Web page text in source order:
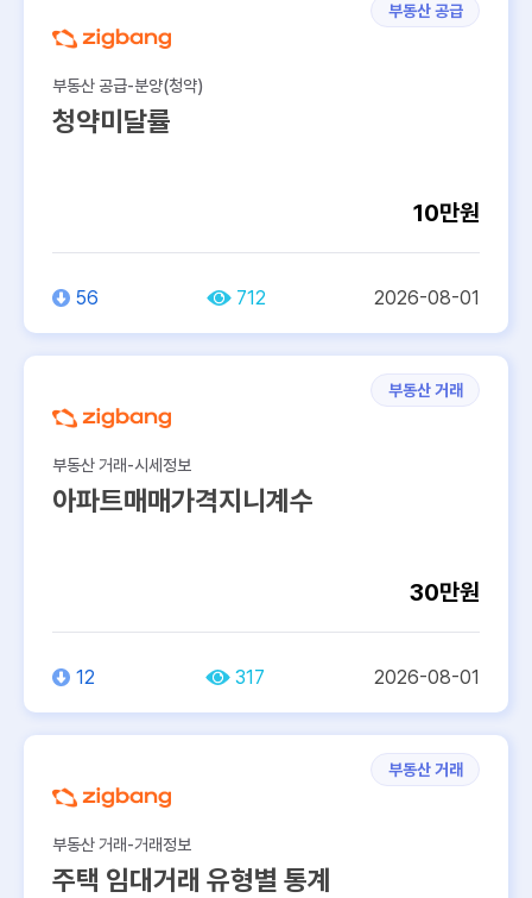
부동산 공급
부동산 공급-분양(청약)
청약미달률
10만원
56 712 2026-08-01
부동산 거래
부동산 거래-시세정보
아파트매매가격지니계수
30만원
12 317 2026-08-01
부동산 거래
부동산 거래-거래정보
주택 임대거래 유형별 통계